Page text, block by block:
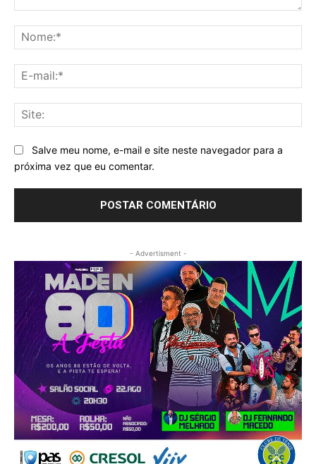
Salve meu nome, e-mail e site neste navegador para a
próxima vez que eu comentar.
- Advertisment -